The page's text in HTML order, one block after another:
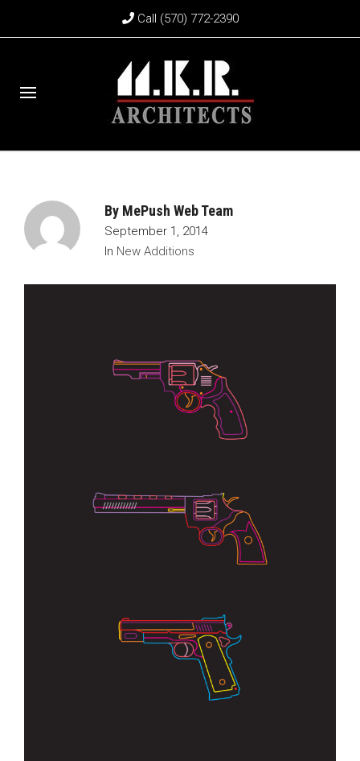
Call (570) 772-2390
By MePush Web Team
September 1, 2014
In New Additions